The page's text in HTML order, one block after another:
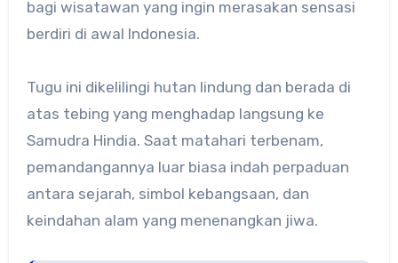
bagi wisatawan yang ingin merasakan sensasi
berdiri di awal Indonesia.
Tugu ini dikelilingi hutan lindung dan berada di
atas tebing yang menghadap langsung ke
Samudra Hindia. Saat matahari terbenam,
pemandangannya luar biasa indah perpaduan
antara sejarah, simbol kebangsaan, dan
keindahan alam yang menenangkan jiwa.